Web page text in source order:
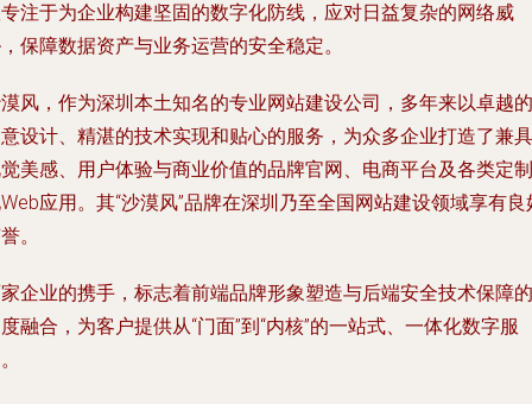
注于为企业构建坚固的数字化防线，应对日益复杂的网络威
保障数据资产与业务运营的安全稳定。
风，作为深圳本土知名的专业网站建设公司，多年来以卓越的
设计、精湛的技术实现和贴心的服务，为众多企业打造了兼具
美感、用户体验与商业价值的品牌官网、电商平台及各类定制
应用。其“沙漠风”品牌在深圳乃至全国网站建设领域享有良
。
企业的携手，标志着前端品牌形象塑造与后端安全技术保障的
融合，为客户提供从“门面”到“内核”的一站式、一体化数字服